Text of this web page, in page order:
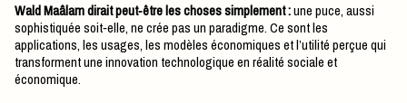
Wald Maâlam dirait peut‑être les choses simplement :une puce, aussi
sophistiquée soit‑elle, ne crée pas un paradigme. Ce sont les
applications, les usages, les modèles économiques et l’utilité perçue qui
transforment une innovation technologique en réalité sociale et
économique.